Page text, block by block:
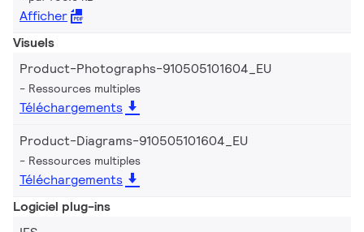
Afficher
Visuels
Product-Photographs-910505101604_EU
Ressources multiples
Téléchargements
Product-Diagrams-910505101604_EU
Ressources multiples
Téléchargements
Logiciel plug-ins